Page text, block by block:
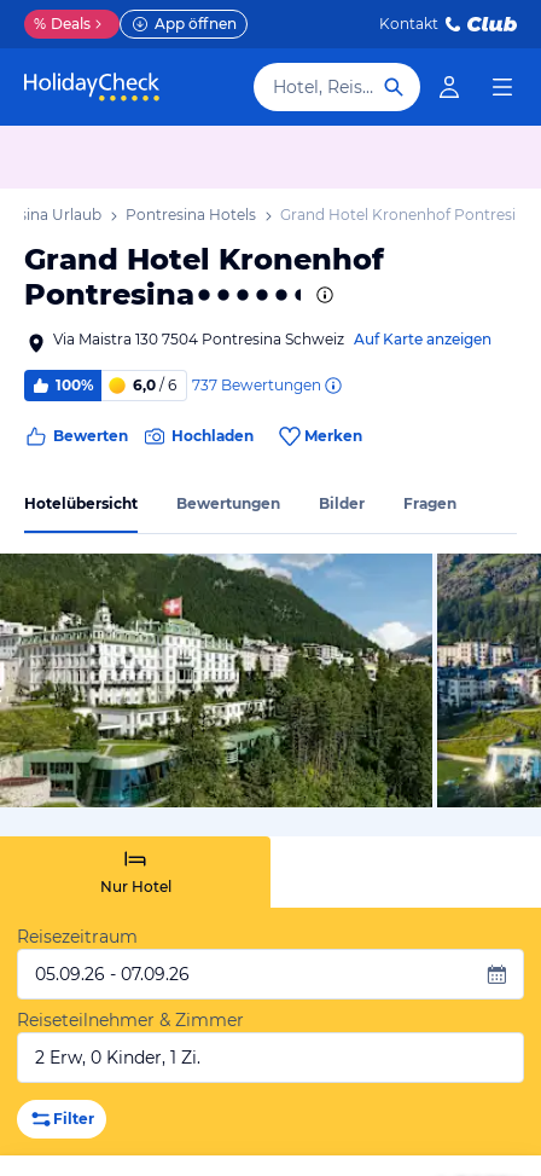
% Deals App öffnen Kontakt
Hotel, Reiseziel
Urlaub Pontresina Hotels Grand Hotel Kronenhof Pontresina
Grand Hotel Kronenhof
Pontresina
Via Maistra 130 7504 Pontresina Schweiz Auf Karte anzeigen
100% 6,0 / 6 737 Bewertungen
Bewerten Hochladen Merken
Hotelübersicht Bewertungen Bilder Fragen
vom
Nur Hotel
Reisezeitraum
05.09.26 - 07.09.26
Reiseteilnehmer & Zimmer
2 Erw, 0 Kinder, 1 Zi.
Filter